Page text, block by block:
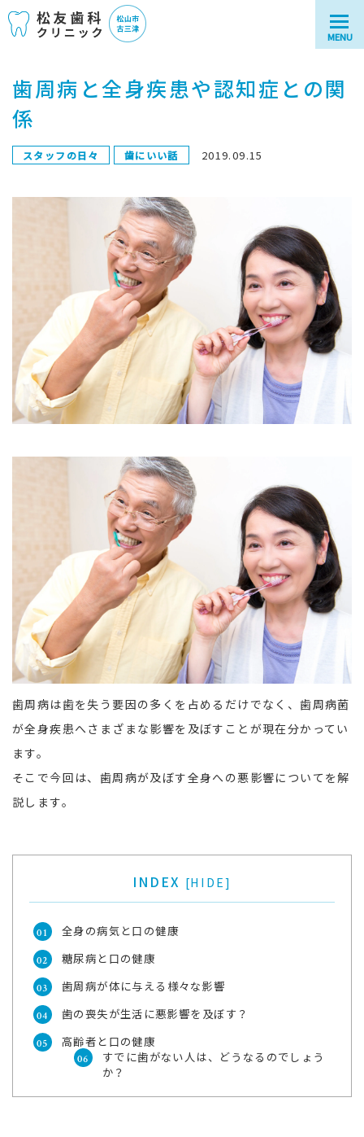
MENU
歯周病と全身疾患や認知症との関
係
スタッフの日々 歯にいい話 2019.09.15
歯周病は歯を失う要因の多くを占めるだけでなく、歯周病菌
が全身疾患へさまざまな影響を及ぼすことが現在分かってい
ます。
そこで今回は、歯周病が及ぼす全身への悪影響についてを解
説します。
INDEX [HIDE]
全身の病気と口の健康
糖尿病と口の健康
歯周病が体に与える様々な影響
歯の喪失が生活に悪影響を及ぼす？
高齢者と口の健康
すでに歯がない人は、どうなるのでしょう
か？